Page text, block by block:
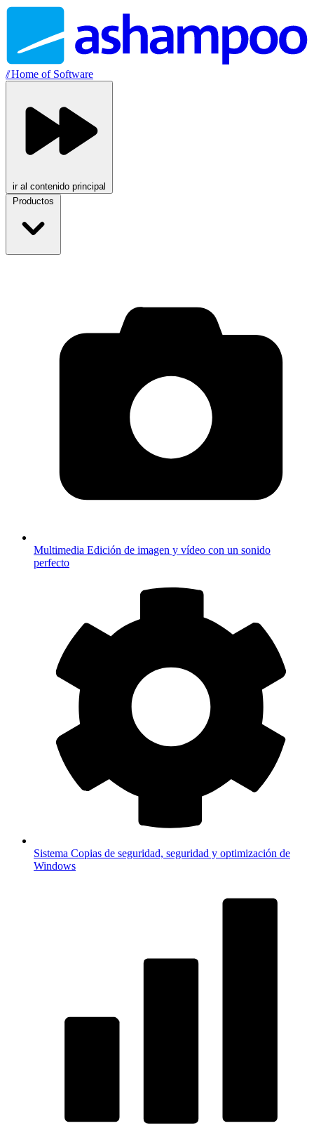
//Home of Software
ir al contenido principal
Productos
Multimedia Edición de imagen y vídeo con un sonido
perfecto
Sistema Copias de seguridad, seguridad y optimización de
Windows